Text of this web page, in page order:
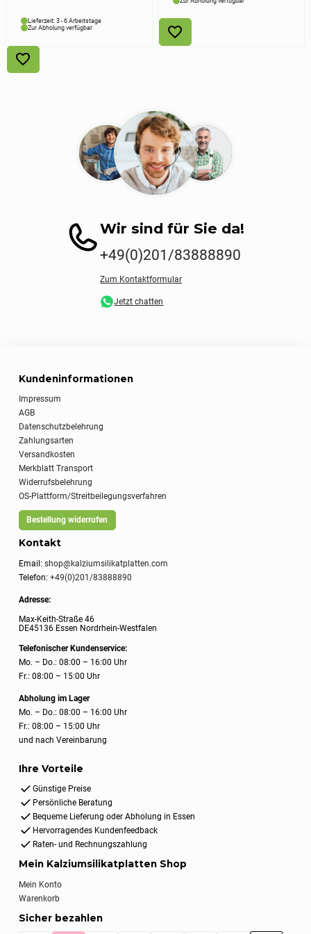
Lieferzeit: 3 - 6 Arbeitstage
Zur Abholung verfügbar
Wir sind für Sie da!
+49(0)201/83888890
Zum Kontaktformular
Jetzt chatten
Kundeninformationen
Impressum
AGB
Datenschutzbelehrung
Zahlungsarten
Versandkosten
Merkblatt Transport
Widerrufsbelehrung
OS-Plattform/Streitbeilegungsverfahren
Bestellung widerrufen
Kontakt
Email:shop@kalziumsilikatplatten.com
Telefon:+49(0)201/83888890
Adresse:
Max-Keith-Straße 46
DE45136 Essen Nordrhein-Westfalen
Telefonischer Kundenservice:
Mo. – Do.: 08:00 – 16:00 Uhr
Fr.: 08:00 – 15:00 Uhr
Abholung im Lager
Mo. – Do.: 08:00 – 16:00 Uhr
Fr.: 08:00 – 15:00 Uhr
und nach Vereinbarung
Ihre Vorteile
Günstige Preise
Persönliche Beratung
Bequeme Lieferung oder Abholung in Essen
Hervorragendes Kundenfeedback
Raten- und Rechnungszahlung
Mein Kalziumsilikatplatten Shop
Mein Konto
Warenkorb
Sicher bezahlen